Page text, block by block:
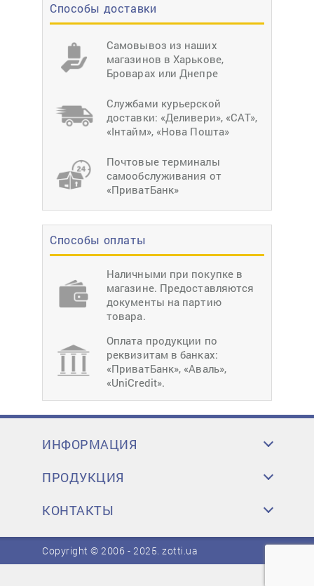
Способы доставки
Самовывоз из наших
магазинов в Харькове,
Броварах или Днепре
Службами курьерской
доставки: «Деливери», «САТ»,
«Інтайм», «Нова Пошта»
Почтовые терминалы
самообслуживания от
«ПриватБанк»
Способы оплаты
Наличными при покупке в
магазине. Предоставляются
документы на партию
товара.
Оплата продукции по
реквизитам в банках:
«ПриватБанк», «Аваль»,
«UniCredit».
ИНФОРМАЦИЯ
ПРОДУКЦИЯ
КОНТАКТЫ
Copyright © 2006 - 2025.zotti.ua